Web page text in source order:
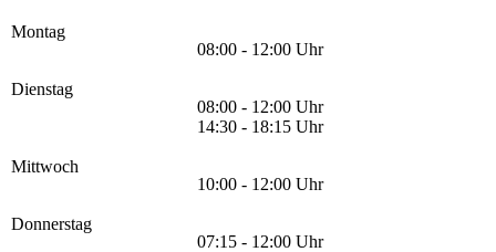
Montag
08:00 - 12:00 Uhr
Dienstag
08:00 - 12:00 Uhr
14:30 - 18:15 Uhr
Mittwoch
10:00 - 12:00 Uhr
Donnerstag
07:15 - 12:00 Uhr